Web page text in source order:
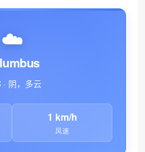
☁️
· 阴，多云
1 km/h
风速